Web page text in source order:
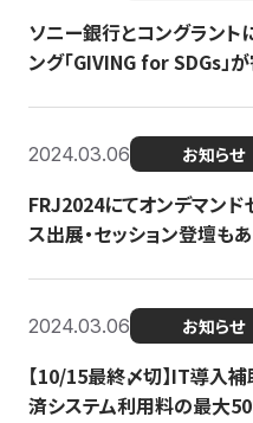
ソニー銀行とコングラント
ング「GIVING for SDGs」
2024.03.06 お知らせ
FRJ2024にてオンデマンド
ス出展・セッション登壇も
2024.03.06 お知らせ
【10/15最終〆切】IT導入
済システム利用料の最大